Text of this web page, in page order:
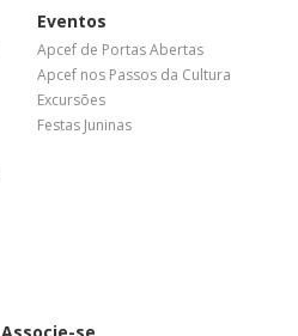
Eventos
Apcef de Portas Abertas
Apcef nos Passos da Cultura
Excursões
Festas Juninas